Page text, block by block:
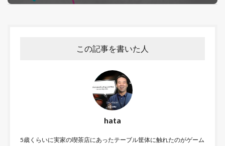
この記事を書いた人
hata
5歳くらいに実家の喫茶店にあったテーブル筐体に触れたのがゲーム